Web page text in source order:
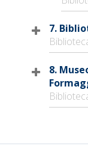
7.
8.